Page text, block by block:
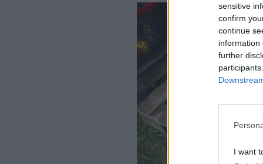
sensitive
confirm
continue
information
further
I want